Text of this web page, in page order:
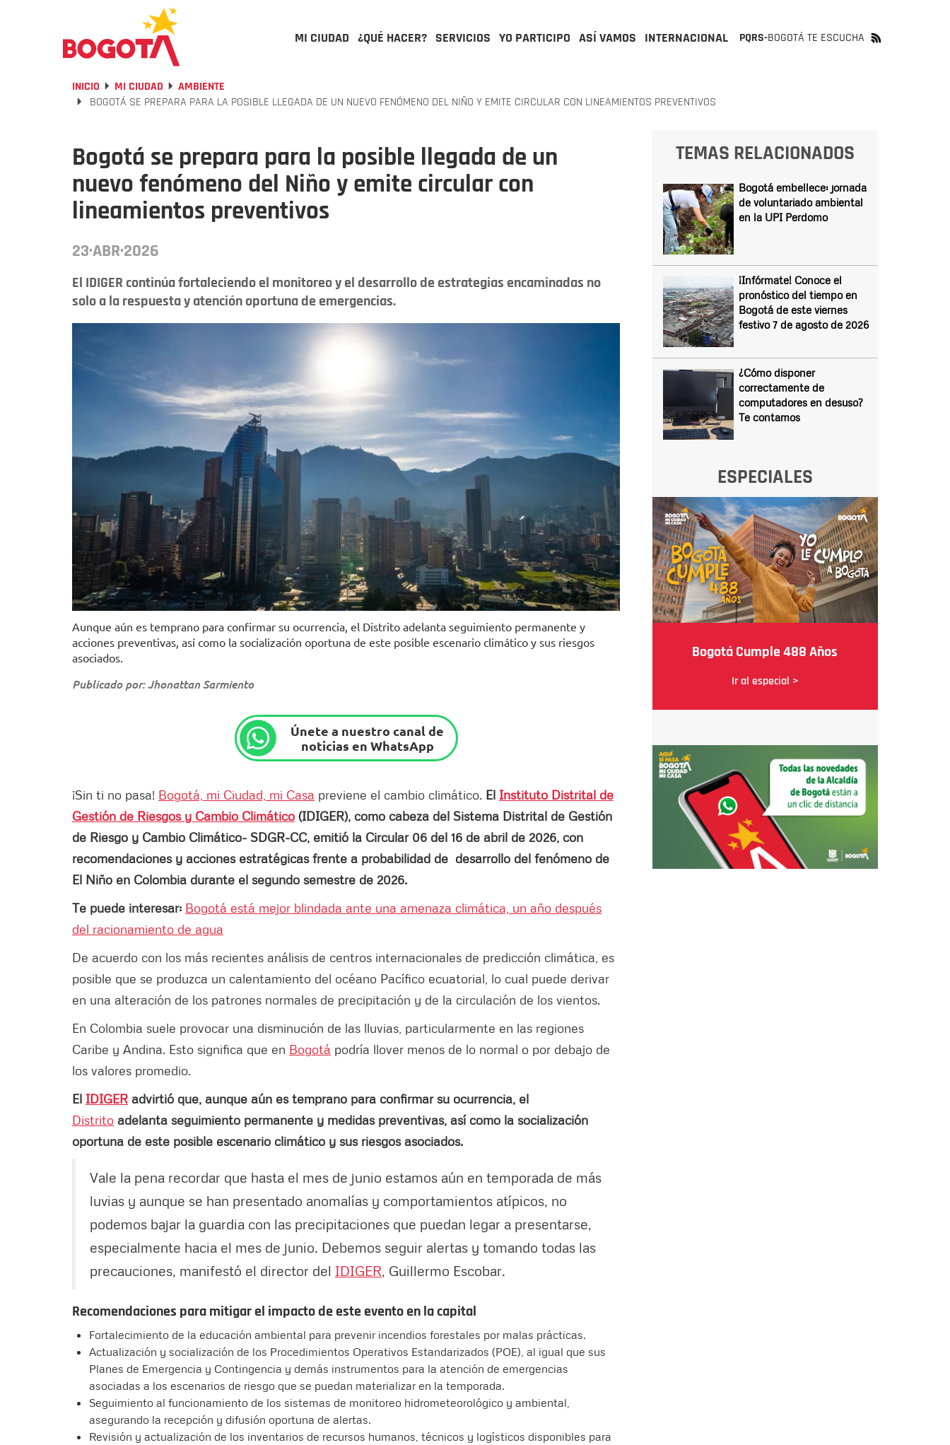
MI CIUDAD ¿QUÉ HACER? SERVICIOS YO PARTICIPO ASÍ VAMOS INTERNACIONAL PQRS-BOGOTÁ TE ESCUCHA
INICIO MI CIUDAD
AMBIENTE
BOGOTÁ SE PREPARA PARA LA POSIBLE LLEGADA DE UN NUEVO FENÓMENO DEL NIÑO Y EMITE CIRCULAR CON LINEAMIENTOS PREVENTIVOS
Bogotá se prepara para la posible llegada de un
nuevo fenómeno del Niño y emite circular con
lineamientos preventivos
23·ABR·2026
El IDIGER continúa fortaleciendo el monitoreo y el desarrollo de estrategias encaminadas no
solo a la respuesta y atención oportuna de emergencias.
Foto: IDIGER.
Aunque aún es temprano para confirmar su ocurrencia, el Distrito adelanta seguimiento permanente y
acciones preventivas, así como la socialización oportuna de este posible escenario climático y sus riesgos
asociados.
Publicado por: Jhonattan Sarmiento
Únete a nuestro canal de
noticias en WhatsApp
¡Sin ti no pasa! Bogotá, mi Ciudad, mi Casa previene el cambio climático. El Instituto Distrital de
Gestión de Riesgos y Cambio Climático (IDIGER), como cabeza del Sistema Distrital de Gestión
de Riesgo y Cambio Climático- SDGR-CC, emitió la Circular 06 del 16 de abril de 2026, con
recomendaciones y acciones estratégicas frente a probabilidad de desarrollo del fenómeno de
El Niño en Colombia durante el segundo semestre de 2026.
Te puede interesar: Bogotá está mejor blindada ante una amenaza climática, un año después
del racionamiento de agua
De acuerdo con los más recientes análisis de centros internacionales de predicción climática, es
posible que se produzca un calentamiento del océano Pacífico ecuatorial, lo cual puede derivar
en una alteración de los patrones normales de precipitación y de la circulación de los vientos.
En Colombia suele provocar una disminución de las lluvias, particularmente en las regiones
Caribe y Andina. Esto significa que en Bogotá podría llover menos de lo normal o por debajo de
los valores promedio.
El IDIGER advirtió que, aunque aún es temprano para confirmar su ocurrencia, el
Distrito adelanta seguimiento permanente y medidas preventivas, así como la socialización
oportuna de este posible escenario climático y sus riesgos asociados.
Vale la pena recordar que hasta el mes de junio estamos aún en temporada de más
luvias y aunque se han presentado anomalías y comportamientos atípicos, no
podemos bajar la guardia con las precipitaciones que puedan legar a presentarse,
especialmente hacia el mes de junio. Debemos seguir alertas y tomando todas las
precauciones, manifestó el director del IDIGER , Guillermo Escobar.
Recomendaciones para mitigar el impacto de este evento en la capital
Fortalecimiento de la educación ambiental para prevenir incendios forestales por malas prácticas.
Actualización y socialización de los Procedimientos Operativos Estandarizados (POE), al igual que sus
Planes de Emergencia y Contingencia y demás instrumentos para la atención de emergencias
asociadas a los escenarios de riesgo que se puedan materializar en la temporada.
Seguimiento al funcionamiento de los sistemas de monitoreo hidrometeorológico y ambiental,
asegurando la recepción y difusión oportuna de alertas.
Revisión y actualización de los inventarios de recursos humanos, técnicos y logísticos disponibles para
TEMAS RELACIONADOS
Bogotá embellece: jornada
de voluntariado ambiental
en la UPI Perdomo
¡Infórmate! Conoce el
pronóstico del tiempo en
Bogotá de este viernes
festivo 7 de agosto de 2026
¿Cómo disponer
correctamente de
computadores en desuso?
Te contamos
ESPECIALES
Bogotá Cumple 488 Años
Ir al especial >